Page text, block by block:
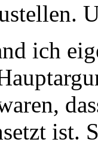
ich
ist.